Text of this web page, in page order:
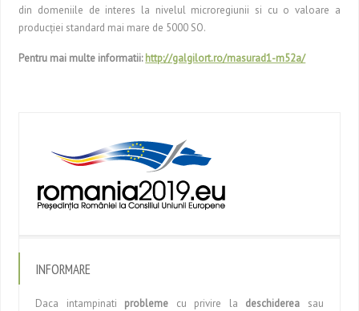
din domeniile de interes la nivelul microregiunii si cu o valoare a
producţiei standard mai mare de 5000 SO.
Pentru mai multe informatii:http://galgilort.ro/masurad1-m52a/
INFORMARE
Daca intampinati probleme cu privire la deschiderea sau